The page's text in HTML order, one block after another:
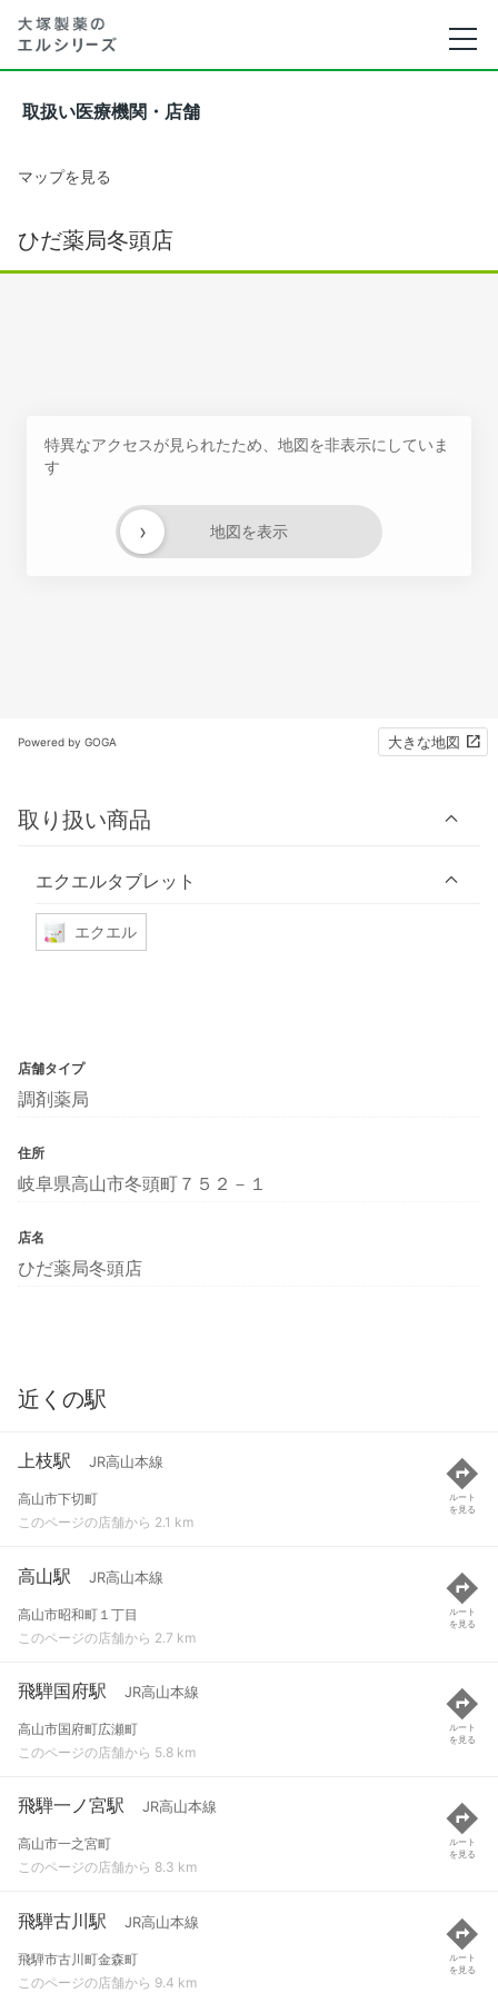
取扱い医療機関・店舗
マップを見る
ひだ薬局冬頭店
特異なアクセスが見られたため、地図を非表示にしていま
す
地図を表示
›
Powered by GOGA 大きな地図
取り扱い商品
エクエルタブレット
エクエル
店舗タイプ
調剤薬局
住所
岐阜県高山市冬頭町７５２－１
店名
ひだ薬局冬頭店
近くの駅
上枝駅 JR高山本線
高山市下切町
このページの店舗から 2.1 km
ルート
を見る
高山駅 JR高山本線
高山市昭和町１丁目
このページの店舗から 2.7 km
ルート
を見る
飛騨国府駅 JR高山本線
高山市国府町広瀬町
このページの店舗から 5.8 km
ルート
を見る
飛騨一ノ宮駅 JR高山本線
高山市一之宮町
このページの店舗から 8.3 km
ルート
を見る
飛騨古川駅 JR高山本線
飛騨市古川町金森町
このページの店舗から 9.4 km
ルート
を見る